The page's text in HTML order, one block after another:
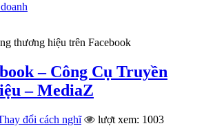
thương hiệu trên Facebook
– Công Cụ Truyền
– MediaZ
đổi cách nghĩ lượt xem: 1003